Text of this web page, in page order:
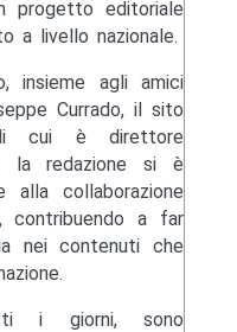
progetto editoriale
a livello nazionale.
insieme agli amici
Currado, il sito
cui è direttore
la redazione si è
alla collaborazione
contribuendo a far
nei contenuti che
i giorni, sono